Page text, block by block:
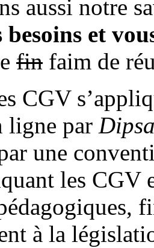
aussi notre
besoins et
fin faim de
CGV
ligne par
une
les CGV
à la